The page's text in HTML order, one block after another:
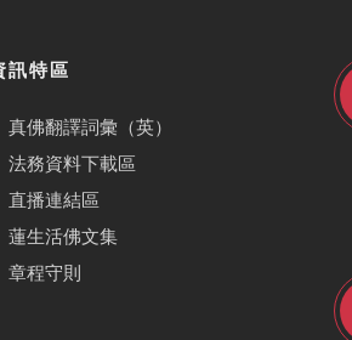
訊特區
真佛翻譯詞彙（英）
法務資料下載區
直播連結區
蓮生活佛文集
章程守則